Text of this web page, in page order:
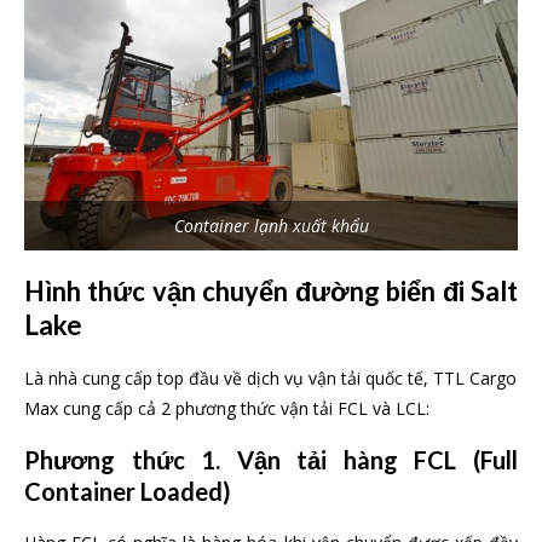
Container lạnh xuất khẩu
Hình thức vận chuyển đường biển đi Salt
Lake
Là nhà cung cấp top đầu về dịch vụ vận tải quốc tế, TTL Cargo
Max cung cấp cả 2 phương thức vận tải FCL và LCL:
Phương thức 1. Vận tải hàng FCL (Full
Container Loaded)